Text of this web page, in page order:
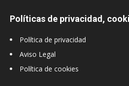
Políticas de privacidad,
Política de privacidad
Aviso Legal
Política de cookies